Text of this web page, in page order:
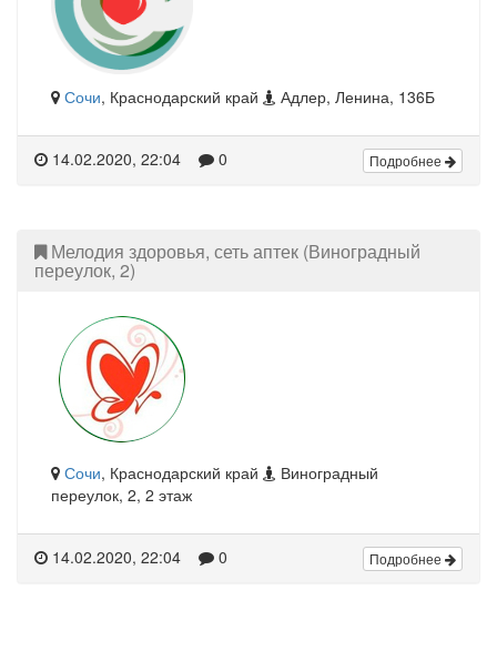
Сочи, Краснодарский край Адлер, Ленина, 136Б
14.02.2020, 22:04 0 Подробнее
Мелодия здоровья, сеть аптек (Виноградный
переулок, 2)
Сочи, Краснодарский край
Виноградный
переулок, 2, 2 этаж
14.02.2020, 22:04 0 Подробнее